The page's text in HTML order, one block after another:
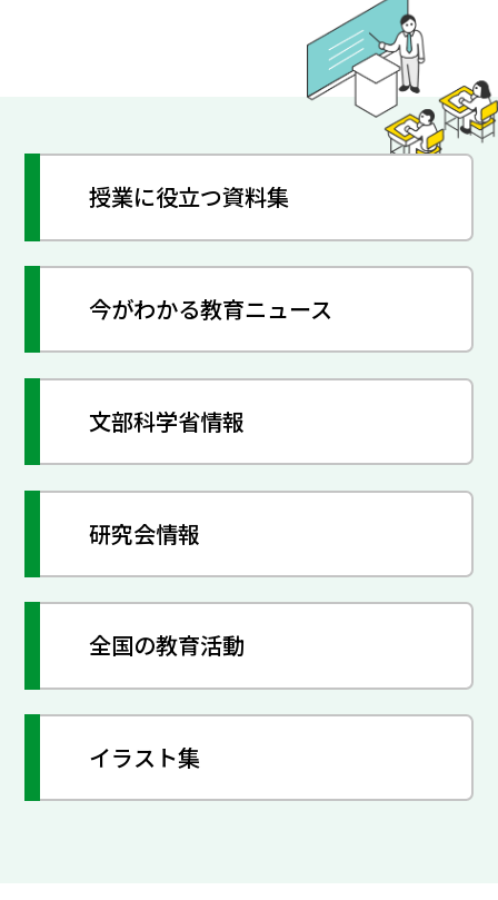
授業に役立つ資料集
今がわかる教育ニュース
文部科学省情報
研究会情報
全国の教育活動
イラスト集